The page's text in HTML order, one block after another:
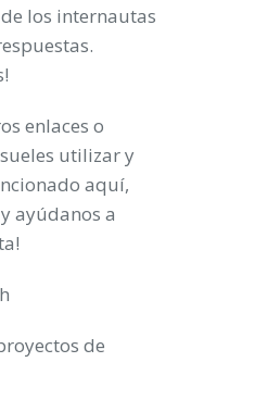
los internautas
enlaces o
utilizar y
aquí,
ayúdanos a
de